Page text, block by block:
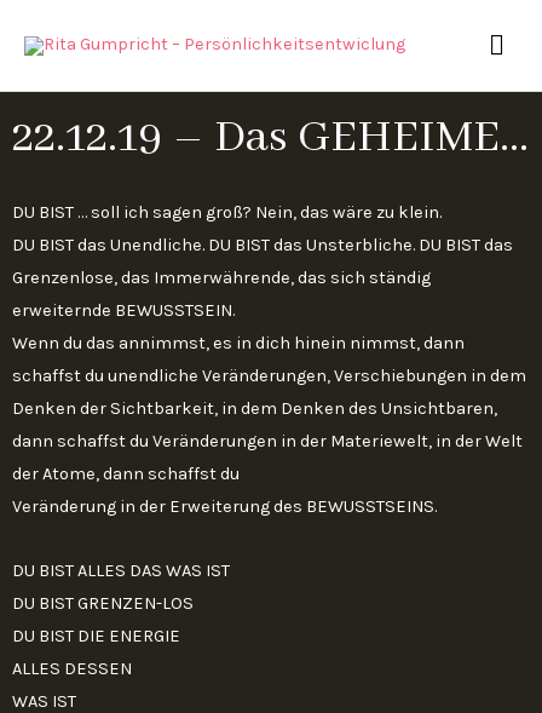
Inhalt
22.12.19 – Das GEHEIME…
DU BIST … soll ich sagen groß? Nein, das wäre zu klein.
DU BIST das Unendliche. DU BIST das Unsterbliche. DU BIST das
Grenzenlose, das Immerwährende, das sich ständig
erweiternde BEWUSSTSEIN.
Wenn du das annimmst, es in dich hinein nimmst, dann
schaffst du unendliche Veränderungen, Verschiebungen in dem
Denken der Sichtbarkeit, in dem Denken des Unsichtbaren,
dann schaffst du Veränderungen in der Materiewelt, in der Welt
der Atome, dann schaffst du
Veränderung in der Erweiterung des BEWUSSTSEINS.
DU BIST ALLES DAS WAS IST
DU BIST GRENZEN-LOS
DU BIST DIE ENERGIE
ALLES DESSEN
WAS IST